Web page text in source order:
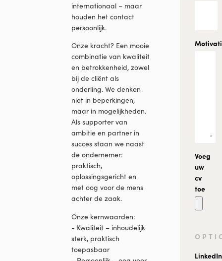
internationaal – maar
houden het contact
persoonlijk.
Onze kracht? Een mooie
combinatie van kwaliteit
en betrokkenheid, zowel
bij de cliënt als
onderling. We denken
niet in beperkingen,
maar in mogelijkheden.
Als supporter van
ambitie en partner in
succes staan we naast
de ondernemer:
praktisch,
oplossingsgericht en
met oog voor de mens
achter de zaak.
Onze kernwaarden:
- Kwaliteit – inhoudelijk
sterk, praktisch
toepasbaar
Voeg
uw
cv
toe